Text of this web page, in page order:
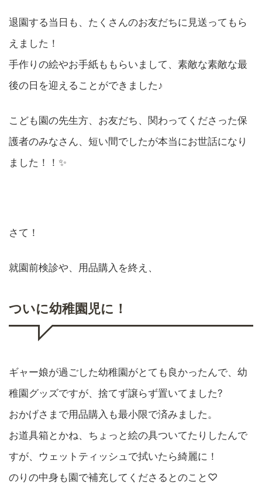
退園する当日も、たくさんのお友だちに見送ってもら
えました！
手作りの絵やお手紙ももらいまして、素敵な素敵な最
後の日を迎えることができました♪
こども園の先生方、お友だち、関わってくださった保
護者のみなさん、短い間でしたが本当にお世話になり
ました！！✨
さて！
就園前検診や、用品購入を終え、
ついに幼稚園児に！
ギャー娘が過ごした幼稚園がとても良かったんで、幼
稚園グッズですが、捨てず譲らず置いてました?
おかげさまで用品購入も最小限で済みました。
お道具箱とかね、ちょっと絵の具ついてたりしたんで
すが、ウェットティッシュで拭いたら綺麗に！
のりの中身も園で補充してくださるとのこと♡